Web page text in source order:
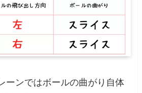
ーンではボールの曲がり自体